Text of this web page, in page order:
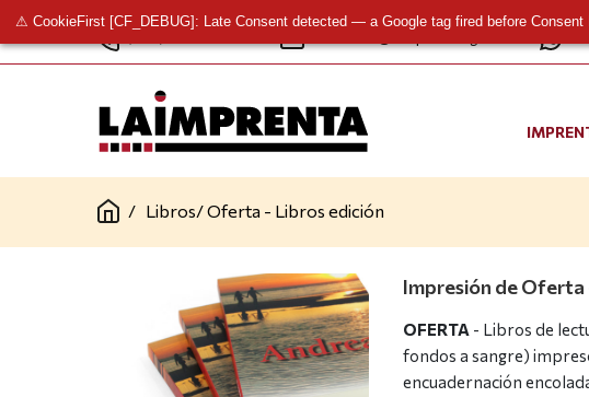
⚠ CookieFirst [CF_DEBUG]: Late Consent detected — a Google tag fired before Consent
/ Libros/Oferta - Libros edición
Impresión de Oferta
OFERTA - Libros de
fondos a sangre)
encuadernación